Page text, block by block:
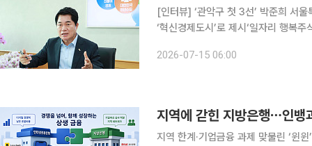
[인터뷰] ‘관악구 첫 3선’ 박준희 서
‘혁신경제도시’로 제시‘일자리 행복
반성장 ‘투트랙 전략’민선 9기 ‘관악
2026-07-15 06:00
지역에 갇힌 지방은행⋯인뱅
지역 한계·기업금융 과제 맞물린 ‘윈